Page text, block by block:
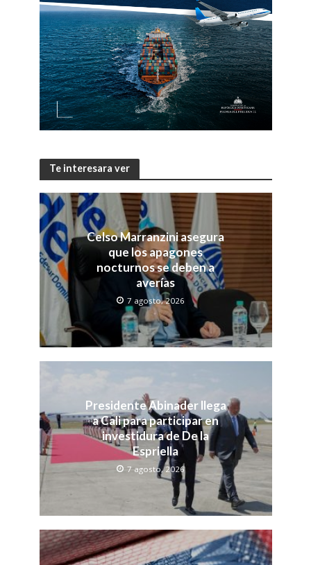
Te interesara ver
Celso Marranzini asegura
que los apagones
nocturnos se deben a
averías
7 agosto, 2026
Presidente Abinader llega
a Cali para participar en
investidura de De la
Espriella
7 agosto, 2026